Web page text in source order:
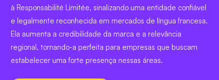
à Responsabilité Limitée, sinalizando uma entidade confiável
e legalmente reconhecida em mercados de língua francesa.
Ela aumenta a credibilidade da marca e a relevância
regional, tornando-a perfeita para empresas que buscam
estabelecer uma forte presença nessas áreas.